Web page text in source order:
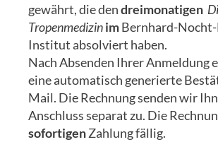
gewährt, die dendreimonatigen
TropenmedizinimBernhard-
Institut absolviert haben.
Nach Absenden Ihrer Anmeldung
eine automatisch generierte
Mail. Die Rechnung senden wir
Anschluss separat zu. Die
sofortigenZahlung fällig.